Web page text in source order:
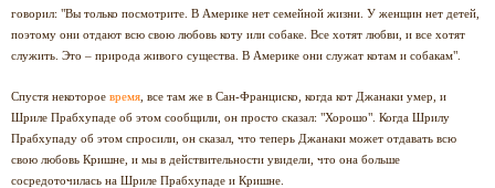
говорил: "Вы только посмотрите. В Америке нет семейной жизни. У женщин нет детей,
поэтому они отдают всю свою любовь коту или собаке. Все хотят любви, и все хотят
служить. Это – природа живого существа. В Америке они служат котам и собакам".
Спустя некоторое время , все там же в Сан-Франциско, когда кот Джанаки умер, и
Шриле Прабхупаде об этом сообщили, он просто сказал: "Хорошо". Когда Шрилу
Прабхупаду об этом спросили, он сказал, что теперь Джанаки может отдавать всю
свою любовь Кришне, и мы в действительности увидели, что она больше
сосредоточилась на Шриле Прабхупаде и Кришне.